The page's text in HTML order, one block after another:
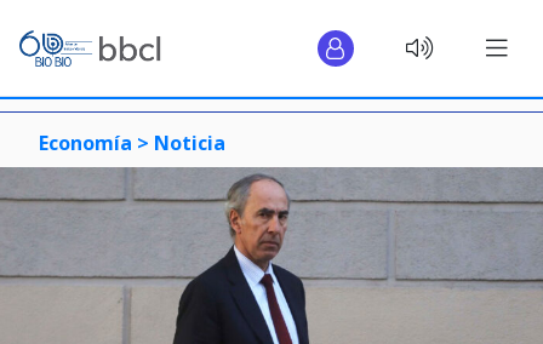
Economía > Noticia